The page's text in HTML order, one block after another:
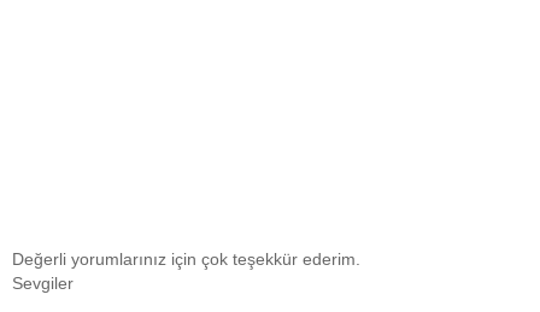
Değerli yorumlarınız için çok teşekkür ederim.
Sevgiler